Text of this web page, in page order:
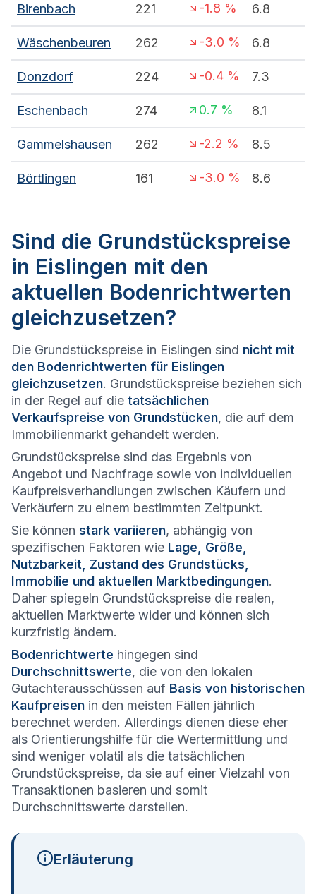
Birenbach 221 -1.8 % 6.8
Wäschenbeuren 262 -3.0 % 6.8
Donzdorf 224 -0.4 % 7.3
Eschenbach 274 0.7 % 8.1
Gammelshausen 262 -2.2 % 8.5
Börtlingen 161 -3.0 % 8.6
Sind die Grundstückspreise
in Eislingen mit den
aktuellen Bodenrichtwerten
gleichzusetzen?
Die Grundstückspreise in Eislingen sind nicht mit
den Bodenrichtwerten für Eislingen
gleichzusetzen. Grundstückspreise beziehen sich
in der Regel auf die tatsächlichen
Verkaufspreise von Grundstücken, die auf dem
Immobilienmarkt gehandelt werden.
Grundstückspreise sind das Ergebnis von
Angebot und Nachfrage sowie von individuellen
Kaufpreisverhandlungen zwischen Käufern und
Verkäufern zu einem bestimmten Zeitpunkt.
Sie können stark variieren, abhängig von
spezifischen Faktoren wie Lage, Größe,
Nutzbarkeit, Zustand des Grundstücks,
Immobilie und aktuellen Marktbedingungen.
Daher spiegeln Grundstückspreise die realen,
aktuellen Marktwerte wider und können sich
kurzfristig ändern.
Bodenrichtwerte hingegen sind
Durchschnittswerte, die von den lokalen
Gutachterausschüssen auf Basis von historischen
Kaufpreisen in den meisten Fällen jährlich
berechnet werden. Allerdings dienen diese eher
als Orientierungshilfe für die Wertermittlung und
sind weniger volatil als die tatsächlichen
Grundstückspreise, da sie auf einer Vielzahl von
Transaktionen basieren und somit
Durchschnittswerte darstellen.
Erläuterung